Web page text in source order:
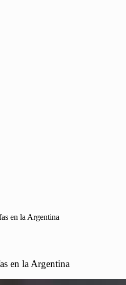
en la Argentina
en la Argentina